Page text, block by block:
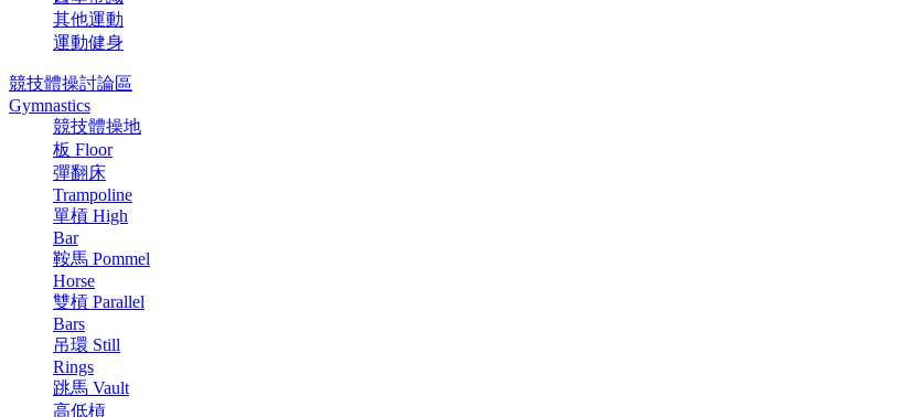
其他運動
運動健身
競技體操討論區
Gymnastics
競技體操地
板 Floor
彈翻床
Trampoline
單槓 High
Bar
鞍馬 Pommel
Horse
雙槓 Parallel
Bars
吊環 Still
Rings
跳馬 Vault
高低槓